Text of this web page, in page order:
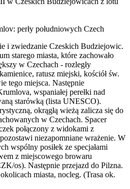
perły południowych Czech
i zwiedzanie Czeskich Budziejowic.
starego miasta, które zachowało
w Czechach - rozległy
ratusz miejski, kościół św.
tego miejsca. Następnie
wspaniałej perełki nad
starówką (lista UNESCO).
okrągłą wieżą zalicza się do
w Czechach. Spacer
połączony z widokami z
niezapomniane wrażenie. W
wspólny posiłek ze specjałami
z miejscowego browaru
os). Następnie przejazd do Pilzna.
miasta, nocleg. (Trasa ok.